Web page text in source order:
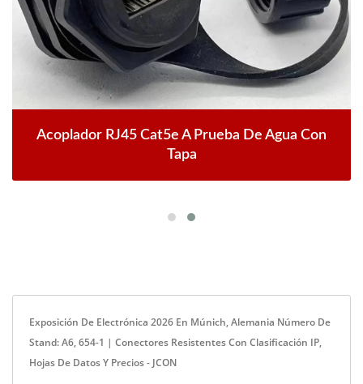
Acoplador RJ45 Cat5e A Prueba De Agua Con
Tapa
Exposición De Electrónica 2026 En Múnich, Alemania Número De
Stand: A6, 654-1 | Conectores Resistentes Con Clasificación IP,
Hojas De Datos Y Precios - JCON